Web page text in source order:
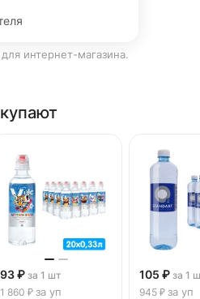
интернет-магазина.
93 ₽ за 1 шт
1 860 ₽ за уп
105 ₽ за 1
945 ₽ за уп